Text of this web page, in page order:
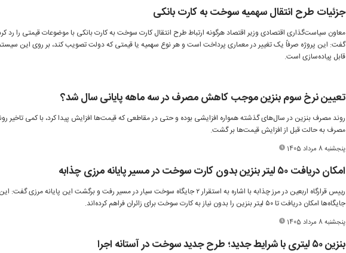
جزئیات طرح انتقال سهمیه سوخت به کارت بانکی
معاون سیاست‌گذاری اقتصادی وزیر اقتصاد هرگونه ارتباط طرح انتقال کارت سوخت به کارت بانکی با موضوعات قیمتی را رد
گفت: این پروژه صرفاً یک تغییر در معماری پرداخت است و هر نوع سهمیه یا قیمتی که دولت تصویب کند، بر روی این
قابل پیاده‌سازی است.
تعیین نرخ سوم بنزین موجب کاهش مصرف در سه ماهه پایانی سال شد؟
روند مصرف بنزین در سال‌های گذشته همواره افزایشی بوده و حتی در مقاطعی که قیمت‌ها افزایش پیدا کرد، با کمی تاخیر
مصرف به حالت قبل از افزایش قیمت‌ها بر گشت.
پنجشنبه 8 مرداد 1405
امکان دریافت ۵۰ لیتر بنزین بدون کارت سوخت در مسیر پایانه مرزی چذابه
رییس قرارگاه اربعین در مرز چذابه با اشاره به استقرار ۲ جایگاه سوخت سیار در مسیر رفت و برگشت این پایانه مرزی گفت: این
جایگاه‌ها امکان دریافت تا ۵۰ لیتر بنزین را بدون نیاز به کارت سوخت برای زائران فراهم کرده‌اند.
پنجشنبه 8 مرداد 1405
بنزین ۵۰ لیتری با شرایط جدید؛ طرح جدید سوخت در آستانه اجرا